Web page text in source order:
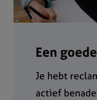
Een
Je hebt
actief